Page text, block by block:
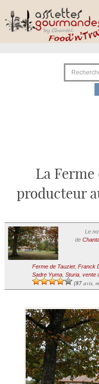
La Ferme
producteur
Le
de
Ferme de Tauziet, Franck
Sadre Yuma, Sturia, vente
(87avis,